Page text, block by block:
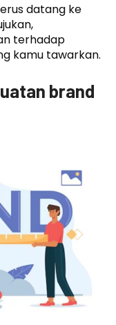
datang ke
terhadap
kamu tawarkan.
brand